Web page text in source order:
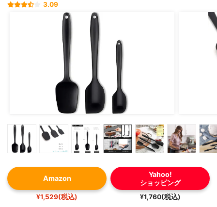
3.09
Amazon
¥1,529(税込)
Yahoo!
ショッピング
¥1,760(税込)